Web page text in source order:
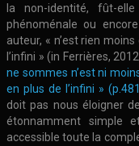
la non-identité, fût-
phénoménale ou
auteur, « n’est rien
l’infini » (in Ferrières,
ne sommes n’est ni
en plus de l’infini »
doit pas nous éloigner
étonnamment simple
accessible toute la